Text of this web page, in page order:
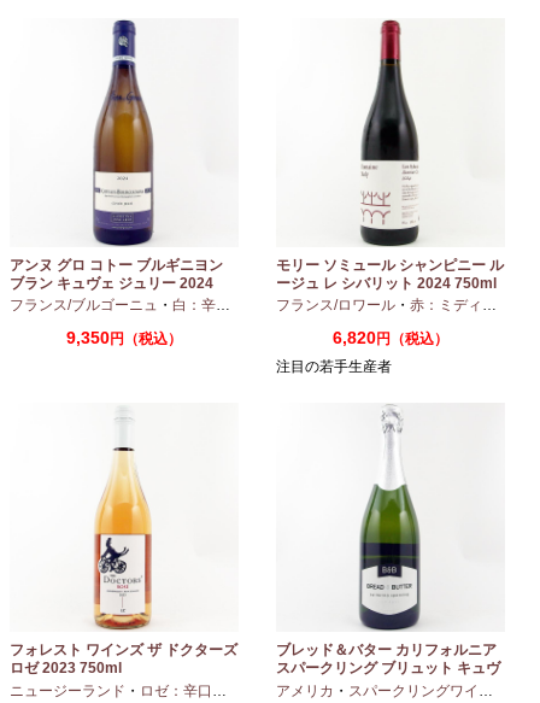
アンヌ グロ コトー ブルギニヨン
ブラン キュヴェ ジュリー 2024
フランス/ブルゴーニュ ・ 白：辛口 シャルドネ
9,350円（税込）
モリー ソミュール シャンピニー ル
ージュ レ シバリット 2024 750ml
フランス/ロワール ・ 赤：ミディアムボディ
6,820円（税込）
注目の若手生産者
フォレスト ワインズ ザ ドクターズ
ロゼ 2023 750ml
ニュージーランド ・ ロゼ：辛口 ピノノワール
ブレッド＆バター カリフォルニア
スパークリング ブリュット キュヴ
ェ NV 750ml
アメリカ ・ スパークリングワイン